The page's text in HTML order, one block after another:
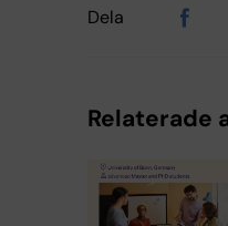
Dela
Relaterade